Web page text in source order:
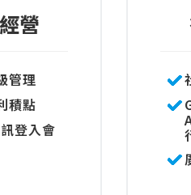
營
管理
積點
登入會